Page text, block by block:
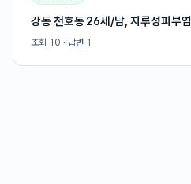
강동 천호동 26세/남, 지루성피부염
조회 10 · 답변 1